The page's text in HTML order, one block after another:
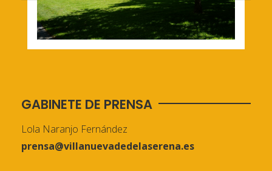
GABINETE DE PRENSA
Lola Naranjo Fernández
prensa@villanuevadedelaserena.es